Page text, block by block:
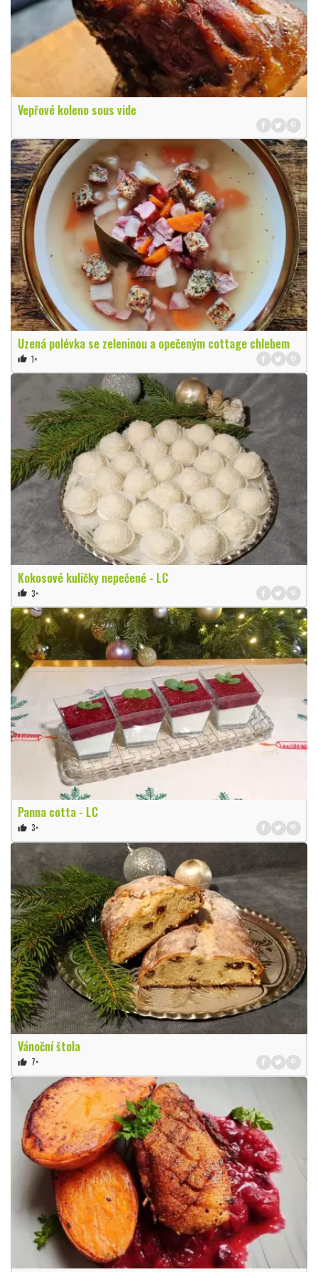
Vepřové koleno sous vide
Uzená polévka se zeleninou a opečeným cottage chlebem
thumb_up 1×
Kokosové kuličky nepečené - LC
thumb_up 3×
Panna cotta - LC
thumb_up 3×
Vánoční štola
thumb_up 7×